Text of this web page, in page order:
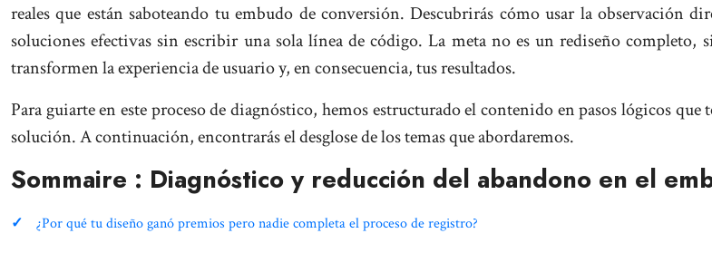
reales que están saboteando tu embudo de conversión. Descubrirás cómo usar la observación
soluciones efectivas sin escribir una sola línea de código. La meta no es un rediseño completo,
transformen la experiencia de usuario y, en consecuencia, tus resultados.
Para guiarte en este proceso de diagnóstico, hemos estructurado el contenido en pasos lógicos
solución. A continuación, encontrarás el desglose de los temas que abordaremos.
Sommaire : Diagnóstico y reducción del abandono en el
¿Por qué tu diseño ganó premios pero nadie completa el proceso de registro?